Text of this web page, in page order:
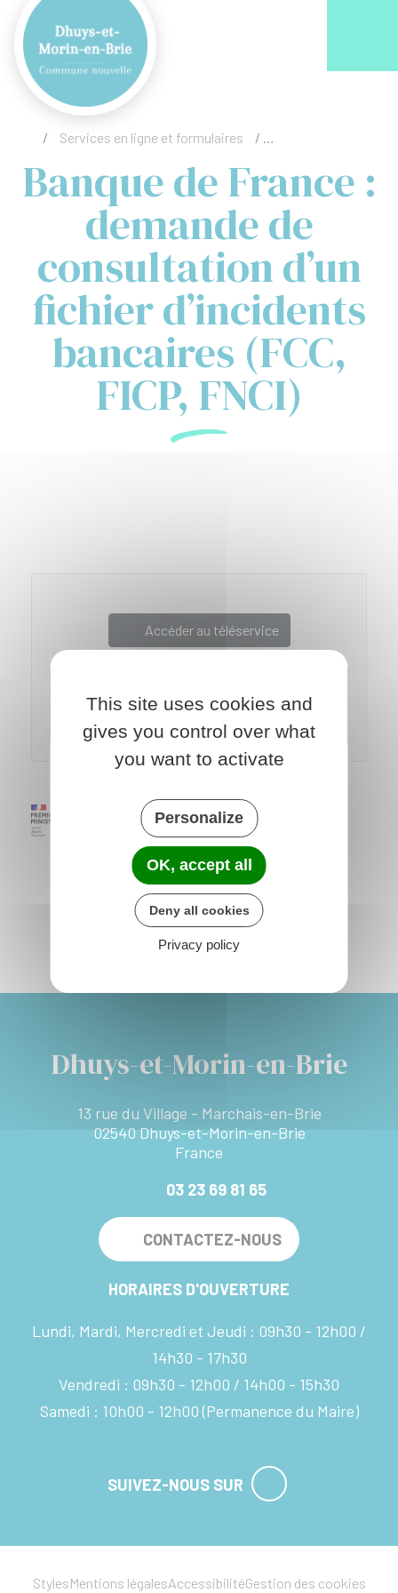
/ Services en ligne et formulaires / Banque de France :
Banque de France :
demande de
consultation d’un
fichier d’incidents
bancaires (FCC,
FICP, FNCI)
Accéder au téléservice
Dhuys-et-Morin-en-Brie
13 rue du Village - Marchais-en-Brie
02540 Dhuys-et-Morin-en-Brie
France
03 23 69 81 65
CONTACTEZ-NOUS
HORAIRES D'OUVERTURE
Lundi, Mardi, Mercredi et Jeudi : 09h30 - 12h00
14h30 - 17h30
Vendredi : 09h30 - 12h00
14h00 - 15h30
Samedi : 10h00 - 12h00 (Permanence du Maire)
SUIVEZ-NOUS SUR
StylesMentions légalesAccessibilitéGestion des cookies
This site uses cookies and
gives you control over what
you want to activate
Personalize
OK, accept all
Deny all cookies
Privacy policy